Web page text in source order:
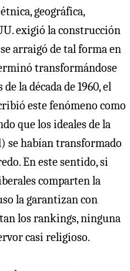
geográfica,
exigió la construcción
arraigó de tal forma en
transformándose
la década de 1960, el
este fenómeno como
que los ideales de la
se habían transformado
En este sentido, si
comparten la
la garantizan con
los rankings, ninguna
casi religioso.